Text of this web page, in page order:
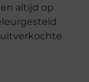
altijd op